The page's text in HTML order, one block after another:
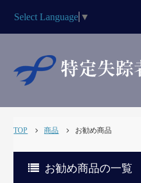
Select Language ▼
TOP 商品 お勧め商品
お勧め商品の一覧